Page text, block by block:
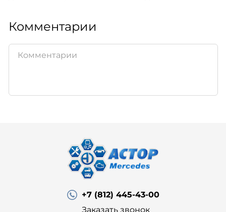
Комментарии
+7 (812) 445-43-00
Заказать звонок